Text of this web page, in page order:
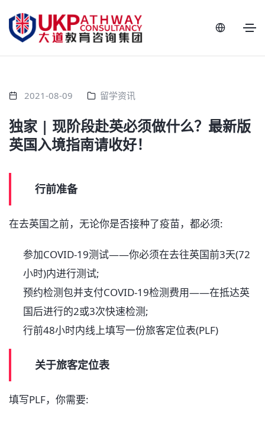
2021-08-09 留学资讯
独家 | 现阶段赴英必须做什么？最新版
英国入境指南请收好！
行前准备
在去英国之前，无论你是否接种了疫苗，都必须:
参加COVID-19测试——你必须在去往英国前3天(72
小时)内进行测试;
预约检测包并支付COVID-19检测费用——在抵达英
国后进行的2或3次快速检测;
行前48小时内线上填写一份旅客定位表(PLF)
关于旅客定位表
填写PLF，你需要: